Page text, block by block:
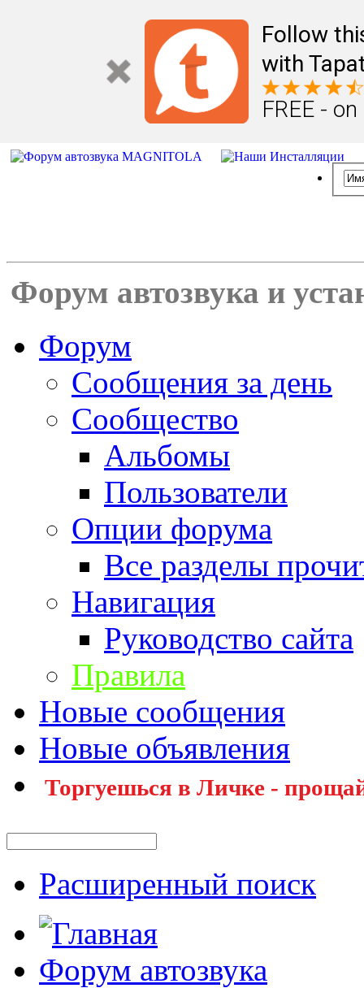
Follow
with
FREE -
Форум автозвука и
Форум
Сообщения за день
Сообщество
Альбомы
Пользователи
Опции форума
Все разделы
Навигация
Руководство сайта
Правила
Новые сообщения
Новые объявления
Торгуешься в Личке -
Расширенный поиск
Форум автозвука